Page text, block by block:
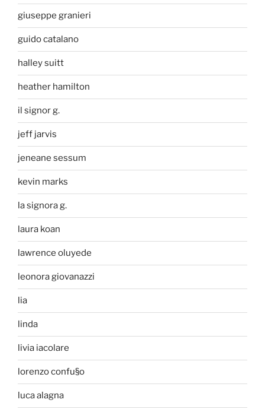
giuseppe granieri
guido catalano
halley suitt
heather hamilton
il signor g.
jeff jarvis
jeneane sessum
kevin marks
la signora g.
laura koan
lawrence oluyede
leonora giovanazzi
lia
linda
livia iacolare
lorenzo confu§o
luca alagna